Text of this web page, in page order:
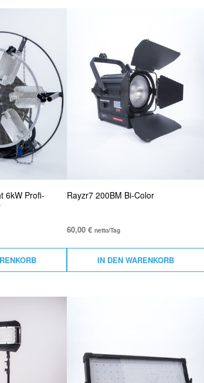
6kW Profi-
Rayzr7 200BM Bi-Color
60,00€ netto/Tag
IN DEN WARENKORB